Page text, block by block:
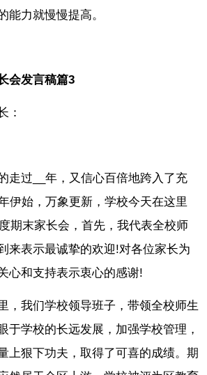
能力就慢慢提高。
会发言稿篇3
：
走过__年，又信心百倍地跨入了充
伊始，万象更新，学校今天在这里
期末家长会，首先，我代表全校师
来表示最诚挚的欢迎!对各位家长为
心和支持表示衷心的感谢!
，我们学校领导班子，带领全校师生
于学校的长远发展，加强学校管理，
上狠下功夫，取得了可喜的成绩。期